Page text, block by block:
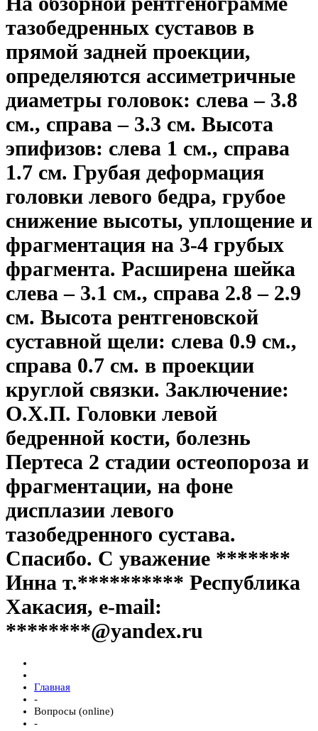
тазобедренных суставов в
прямой задней проекции,
определяются ассиметричные
диаметры головок: слева – 3.8
см., справа – 3.3 см. Высота
эпифизов: слева 1 см., справа
1.7 см. Грубая деформация
головки левого бедра, грубое
снижение высоты, уплощение и
фрагментация на 3-4 грубых
фрагмента. Расширена шейка
слева – 3.1 см., справа 2.8 – 2.9
см. Высота рентгеновской
суставной щели: слева 0.9 см.,
справа 0.7 см. в проекции
круглой связки. Заключение:
О.Х.П. Головки левой
бедренной кости, болезнь
Пертеса 2 стадии остеопороза и
фрагментации, на фоне
дисплазии левого
тазобедренного сустава.
Спасибо. С уважение *******
Инна т.********** Республика
Хакасия, e-mail:
********@yandex.ru
Главная
-
Вопросы (online)
-